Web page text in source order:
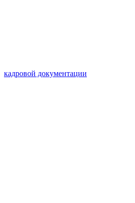
кадровой документации